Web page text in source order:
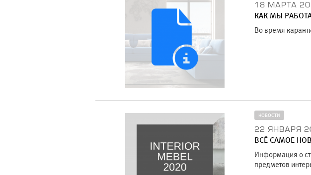
18 МАРТА
КАК МЫ
Во время
НОВОСТИ
22 ЯНВАРЯ
ВСЁ САМОЕ
Информация о
предметов